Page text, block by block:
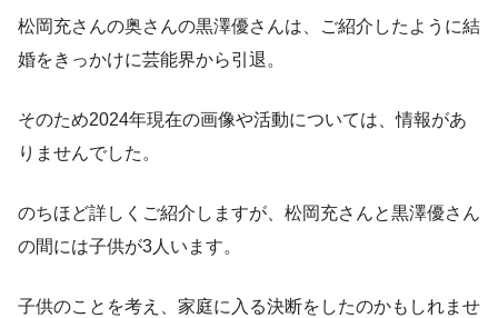
松岡充さんの奥さんの黒澤優さんは、ご紹介したように結
婚をきっかけに芸能界から引退。
そのため2024年現在の画像や活動については、情報があ
りませんでした。
のちほど詳しくご紹介しますが、松岡充さんと黒澤優さん
の間には子供が3人います。
子供のことを考え、家庭に入る決断をしたのかもしれませ